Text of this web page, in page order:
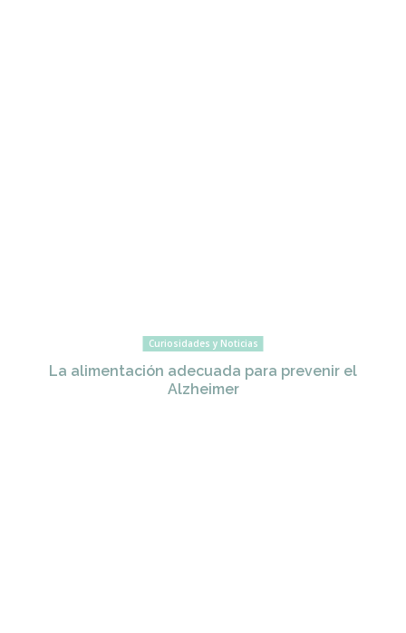
Curiosidades y Noticias
La alimentación adecuada para prevenir el
Alzheimer